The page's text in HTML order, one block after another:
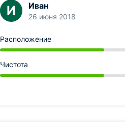
И Иван
26 июня 2018
Расположение
Чистота